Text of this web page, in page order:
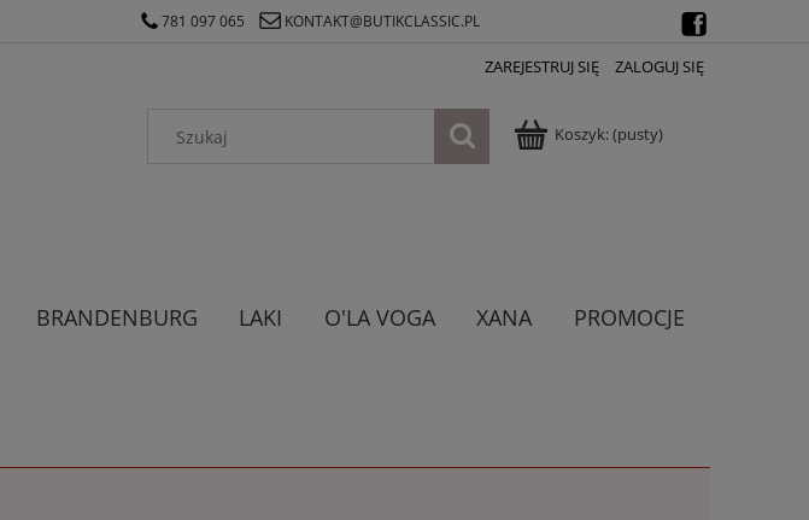
781 097 065 KONTAKT@BUTIKCLASSIC.PL
ZAREJESTRUJ SIĘ ZALOGUJ SIĘ
Koszyk:(pusty)
BRANDENBURG LAKI O'LA VOGA XANA PROMOCJE